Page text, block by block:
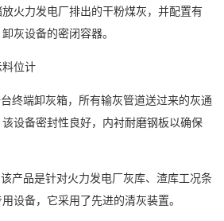
火力发电厂排出的干粉煤灰，并配置有
灰设备的密闭容器。
位计
端卸灰箱，所有输灰管道送过来的灰通
设备密封性良好，内衬耐磨钢板以确保
品是针对火力发电厂灰库、渣库工况条
设备，它采用了先进的清灰装置。